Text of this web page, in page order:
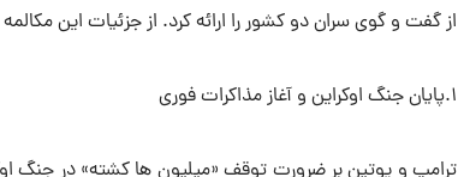
از گفت و گوی سران دو کشور را ارائه کرد. از جزئیات این
۱.پایان جنگ اوکراین و آغاز مذاکرات فوری
ترامپ و پوتین بر ضرورت توقف «میلیون ها کشته» در جنگ